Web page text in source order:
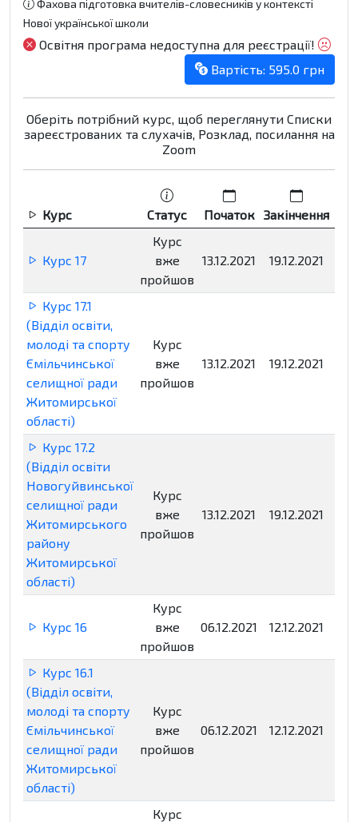
Фахова підготовка вчителів-словесників у контексті
Нової української школи
Освітня програма недоступна для реєстрації!
Вартість: 595.0 грн
Оберіть потрібний курс, щоб переглянути Списки
зареєстрованих та слухачів, Розклад, посилання на
Zoom
Курс Статус Початок Закінчення
Курс 17
Курс
вже
пройшов
13.12.2021 19.12.2021
Курс 17.1
(Відділ освіти,
молоді та спорту
Ємільчинської
селищної ради
Житомирської
області)
Курс
вже
пройшов
13.12.2021 19.12.2021
Курс 17.2
(Відділ освіти
Новогуйвинської
селищної ради
Житомирського
району
Житомирської
області)
Курс
вже
пройшов
13.12.2021 19.12.2021
Курс 16
Курс
вже
пройшов
06.12.2021 12.12.2021
Курс 16.1
(Відділ освіти,
молоді та спорту
Ємільчинської
селищної ради
Житомирської
області)
Курс
вже
пройшов
06.12.2021 12.12.2021
Курс